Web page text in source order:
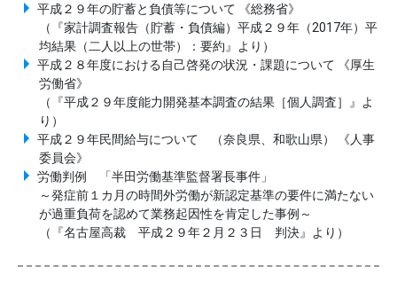
平成２９年の貯蓄と負債等について 《総務省》
（『家計調査報告（貯蓄・負債編）平成２９年（2017年）平
均結果（二人以上の世帯）：要約』より）
平成２８年度における自己啓発の状況・課題について 《厚生
労働省》
（『平成２９年度能力開発基本調査の結果［個人調査］』よ
り）
平成２９年民間給与について （奈良県、和歌山県） 《人事
委員会》
労働判例 「半田労働基準監督署長事件」
～発症前１カ月の時間外労働が新認定基準の要件に満たない
が過重負荷を認めて業務起因性を肯定した事例～
（『名古屋高裁 平成２９年２月２３日 判決』より）